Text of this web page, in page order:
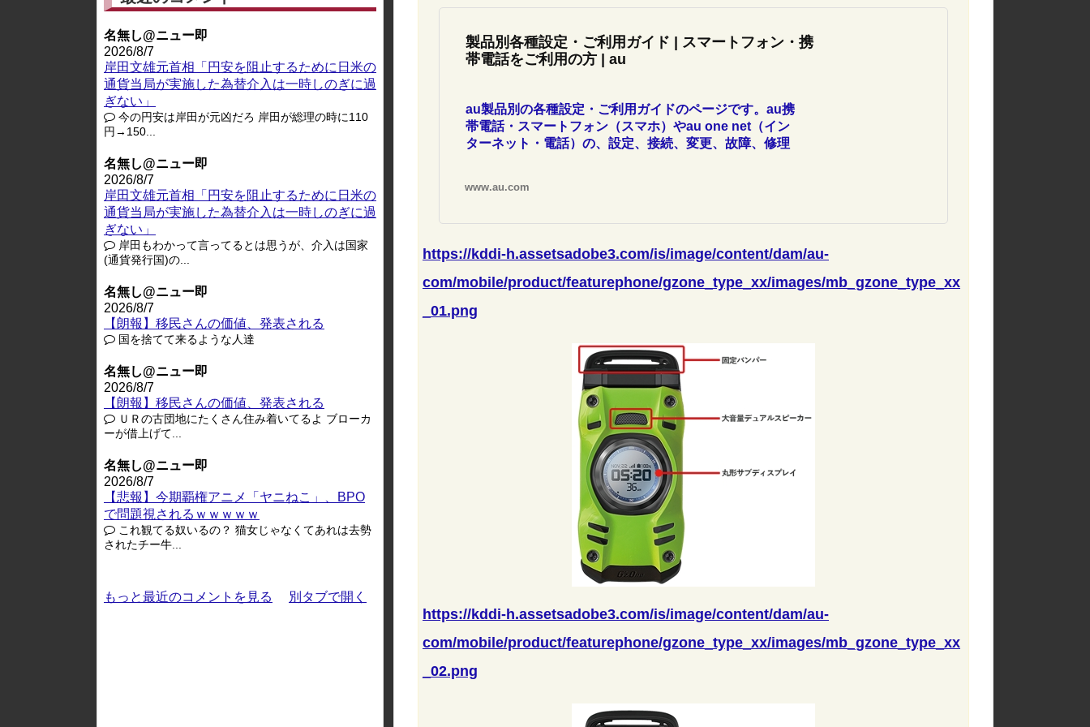
製品別各種設定・ご利用ガイド | スマートフォン・携
帯電話をご利用の方 | au
au製品別の各種設定・ご利用ガイドのページです。au携
帯電話・スマートフォン（スマホ）やau one net（イン
ターネット・電話）の、設定、接続、変更、故障、修理
www.au.com
https://kddi-h.assetsadobe3.com/is/image/content/dam/au-
com/mobile/product/featurephone/gzone_type_xx/images/mb_gzone_type_xx
_01.png
https://kddi-h.assetsadobe3.com/is/image/content/dam/au-
com/mobile/product/featurephone/gzone_type_xx/images/mb_gzone_type_xx
_02.png
名無し@ニュー即
2026/8/7
岸田文雄元首相「円安を阻止するために日米の
通貨当局が実施した為替介入は一時しのぎに過
ぎない」
今の円安は岸田が元凶だろ 岸田が総理の時に110
円→150...
名無し@ニュー即
2026/8/7
岸田文雄元首相「円安を阻止するために日米の
通貨当局が実施した為替介入は一時しのぎに過
ぎない」
岸田もわかって言ってるとは思うが、介入は国家
(通貨発行国)の...
名無し@ニュー即
2026/8/7
【朗報】移民さんの価値、発表される
国を捨てて来るような人達
名無し@ニュー即
2026/8/7
【朗報】移民さんの価値、発表される
ＵＲの古団地にたくさん住み着いてるよ ブローカ
ーが借上げて...
名無し@ニュー即
2026/8/7
【悲報】今期覇権アニメ「ヤニねこ」、BPO
で問題視されるｗｗｗｗｗ
これ観てる奴いるの？ 猫女じゃなくてあれは去勢
されたチー牛...
もっと最近のコメントを見る 別タブで開く